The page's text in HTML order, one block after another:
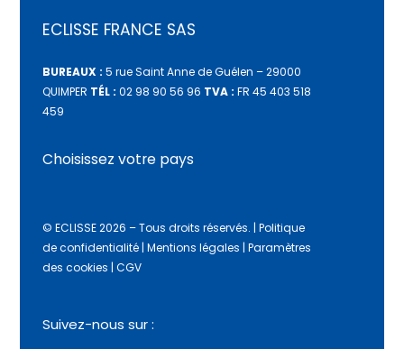
ECLISSE FRANCE SAS
BUREAUX : 5 rue Saint Anne de Guélen – 29000
QUIMPER TÉL : 02 98 90 56 96 TVA : FR 45 403 518
459
Choisissez votre pays
© ECLISSE 2026 – Tous droits réservés. |Politique
de confidentialité |Mentions légales |Paramètres
des cookies |CGV
Suivez-nous sur :